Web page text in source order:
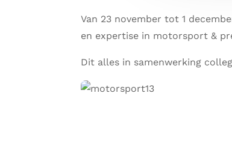
Van 23 november tot 1
en expertise in motorsport &
Dit alles in samenwerking